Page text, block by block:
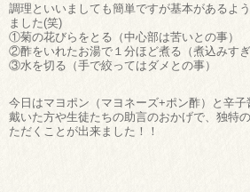
調理といいましても簡単ですが基本があるよ
ました(笑)
①菊の花びらをとる（中心部は苦いとの事）
②酢をいれたお湯で１分ほど煮る（煮込みすぎ
③水を切る（手で絞ってはダメとの事）
今日はマヨポン（マヨネーズ+ポン酢）と辛子
戴いた方や生徒たちの助言のおかげで、独特
ただくことが出来ました！！